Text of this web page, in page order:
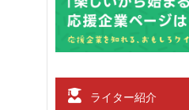
ライター紹介